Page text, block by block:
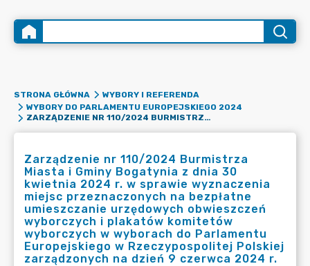
STRONA GŁÓWNA
WYBORY I REFERENDA
WYBORY DO PARLAMENTU EUROPEJSKIEGO 2024
ZARZĄDZENIE NR 110/2024 BURMISTRZA MIASTA I GMINY BOGATYNIA Z DNIA 30 KWIETNIA 2024 R. W SPRAWIE WYZNACZENIA MIEJSC PRZEZNACZONYCH NA BEZPŁATNE UMIESZCZANIE URZĘDOWYCH OBWIESZCZEŃ WYBORCZYCH I PLAKATÓW KOMITETÓW WYBORCZYCH W WYBORACH DO PARLAMENTU EUROPEJSKIEGO W RZECZYPOSPOLITEJ POLSKIEJ ZARZĄDZONYCH NA DZIEŃ 9 CZERWCA 2024 R.
Zarządzenie nr 110/2024 Burmistrza
Miasta i Gminy Bogatynia z dnia 30
kwietnia 2024 r. w sprawie wyznaczenia
miejsc przeznaczonych na bezpłatne
umieszczanie urzędowych obwieszczeń
wyborczych i plakatów komitetów
wyborczych w wyborach do Parlamentu
Europejskiego w Rzeczypospolitej Polskiej
zarządzonych na dzień 9 czerwca 2024 r.